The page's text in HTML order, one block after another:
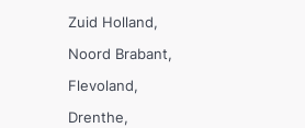
Zuid Holland
Noord Brabant
Flevoland
Drenthe